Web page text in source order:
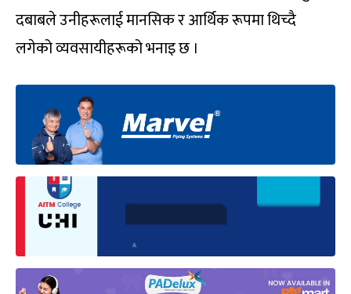
दबाबले उनीहरूलाई मानसिक र आर्थिक रूपमा थिच्दै
लगेको व्यवसायीहरूको भनाइ छ ।